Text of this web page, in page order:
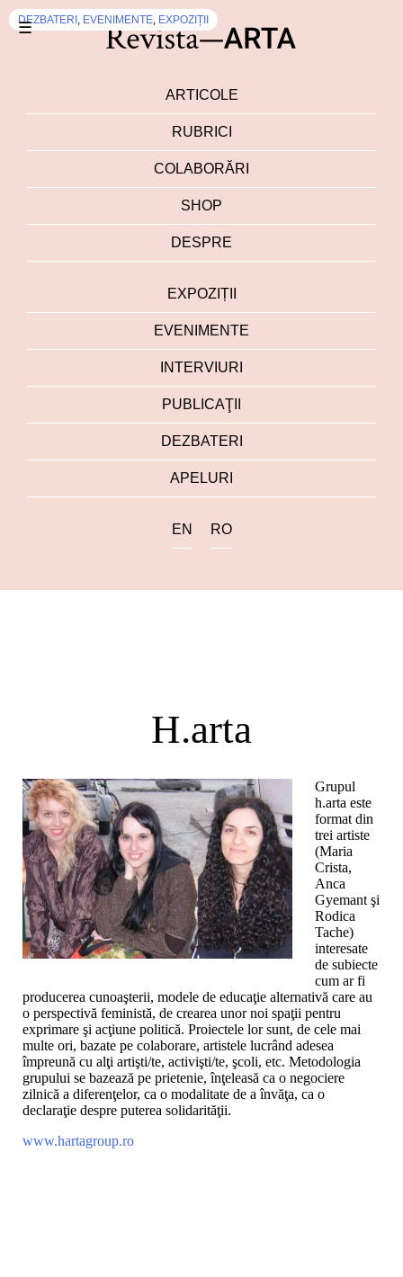
☰
ARTICOLE
RUBRICI
COLABORĂRI
SHOP
DESPRE
EXPOZIȚII
EVENIMENTE
INTERVIURI
PUBLICAŢII
DEZBATERI
APELURI
EN RO
H.arta
Grupul
h.arta este
format din
trei artiste
(Maria
Crista,
Anca
Gyemant şi
Rodica
Tache)
interesate
de subiecte
cum ar fi
producerea cunoaşterii, modele de educaţie alternativă care au
o perspectivă feministă, de crearea unor noi spaţii pentru
exprimare şi acţiune politică. Proiectele lor sunt, de cele mai
multe ori, bazate pe colaborare, artistele lucrând adesea
împreună cu alţi artişti/te, activişti/te, şcoli, etc. Metodologia
grupului se bazează pe prietenie, înţeleasă ca o negociere
zilnică a diferenţelor, ca o modalitate de a învăţa, ca o
declaraţie despre puterea solidarităţii.
www.hartagroup.ro
EXPOZIȚII
DEZBATERI , EVENIMENTE, EXPOZIȚII